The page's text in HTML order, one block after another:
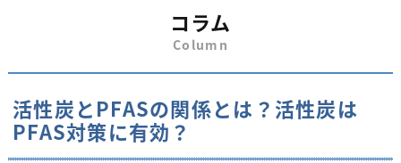
コラム
Column
活性炭とPFASの関係とは？活性炭は
PFAS対策に有効？